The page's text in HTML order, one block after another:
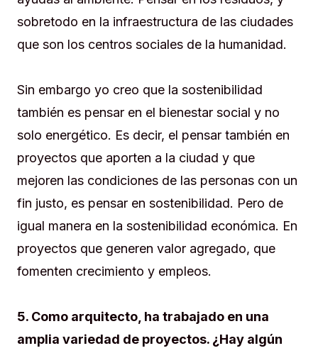
sobretodo en la infraestructura de las ciudades
que son los centros sociales de la humanidad.
Sin embargo yo creo que la sostenibilidad
también es pensar en el bienestar social y no
solo energético. Es decir, el pensar también en
proyectos que aporten a la ciudad y que
mejoren las condiciones de las personas con un
fin justo, es pensar en sostenibilidad. Pero de
igual manera en la sostenibilidad económica. En
proyectos que generen valor agregado, que
fomenten crecimiento y empleos.
5. Como arquitecto, ha trabajado en una
amplia variedad de proyectos. ¿Hay algún